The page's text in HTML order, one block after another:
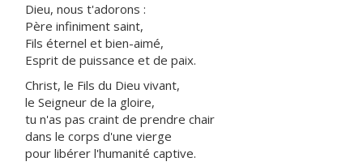
Dieu, nous t'adorons :
Père infiniment saint,
Fils éternel et bien-aimé,
Esprit de puissance et de paix.
Christ, le Fils du Dieu vivant,
le Seigneur de la gloire,
tu n'as pas craint de prendre chair
dans le corps d'une vierge
pour libérer l'humanité captive.